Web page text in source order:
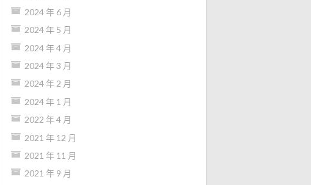
2024 年 6 月
2024 年 5 月
2024 年 4 月
2024 年 3 月
2024 年 2 月
2024 年 1 月
2022 年 4 月
2021 年 12 月
2021 年 11 月
2021 年 9 月